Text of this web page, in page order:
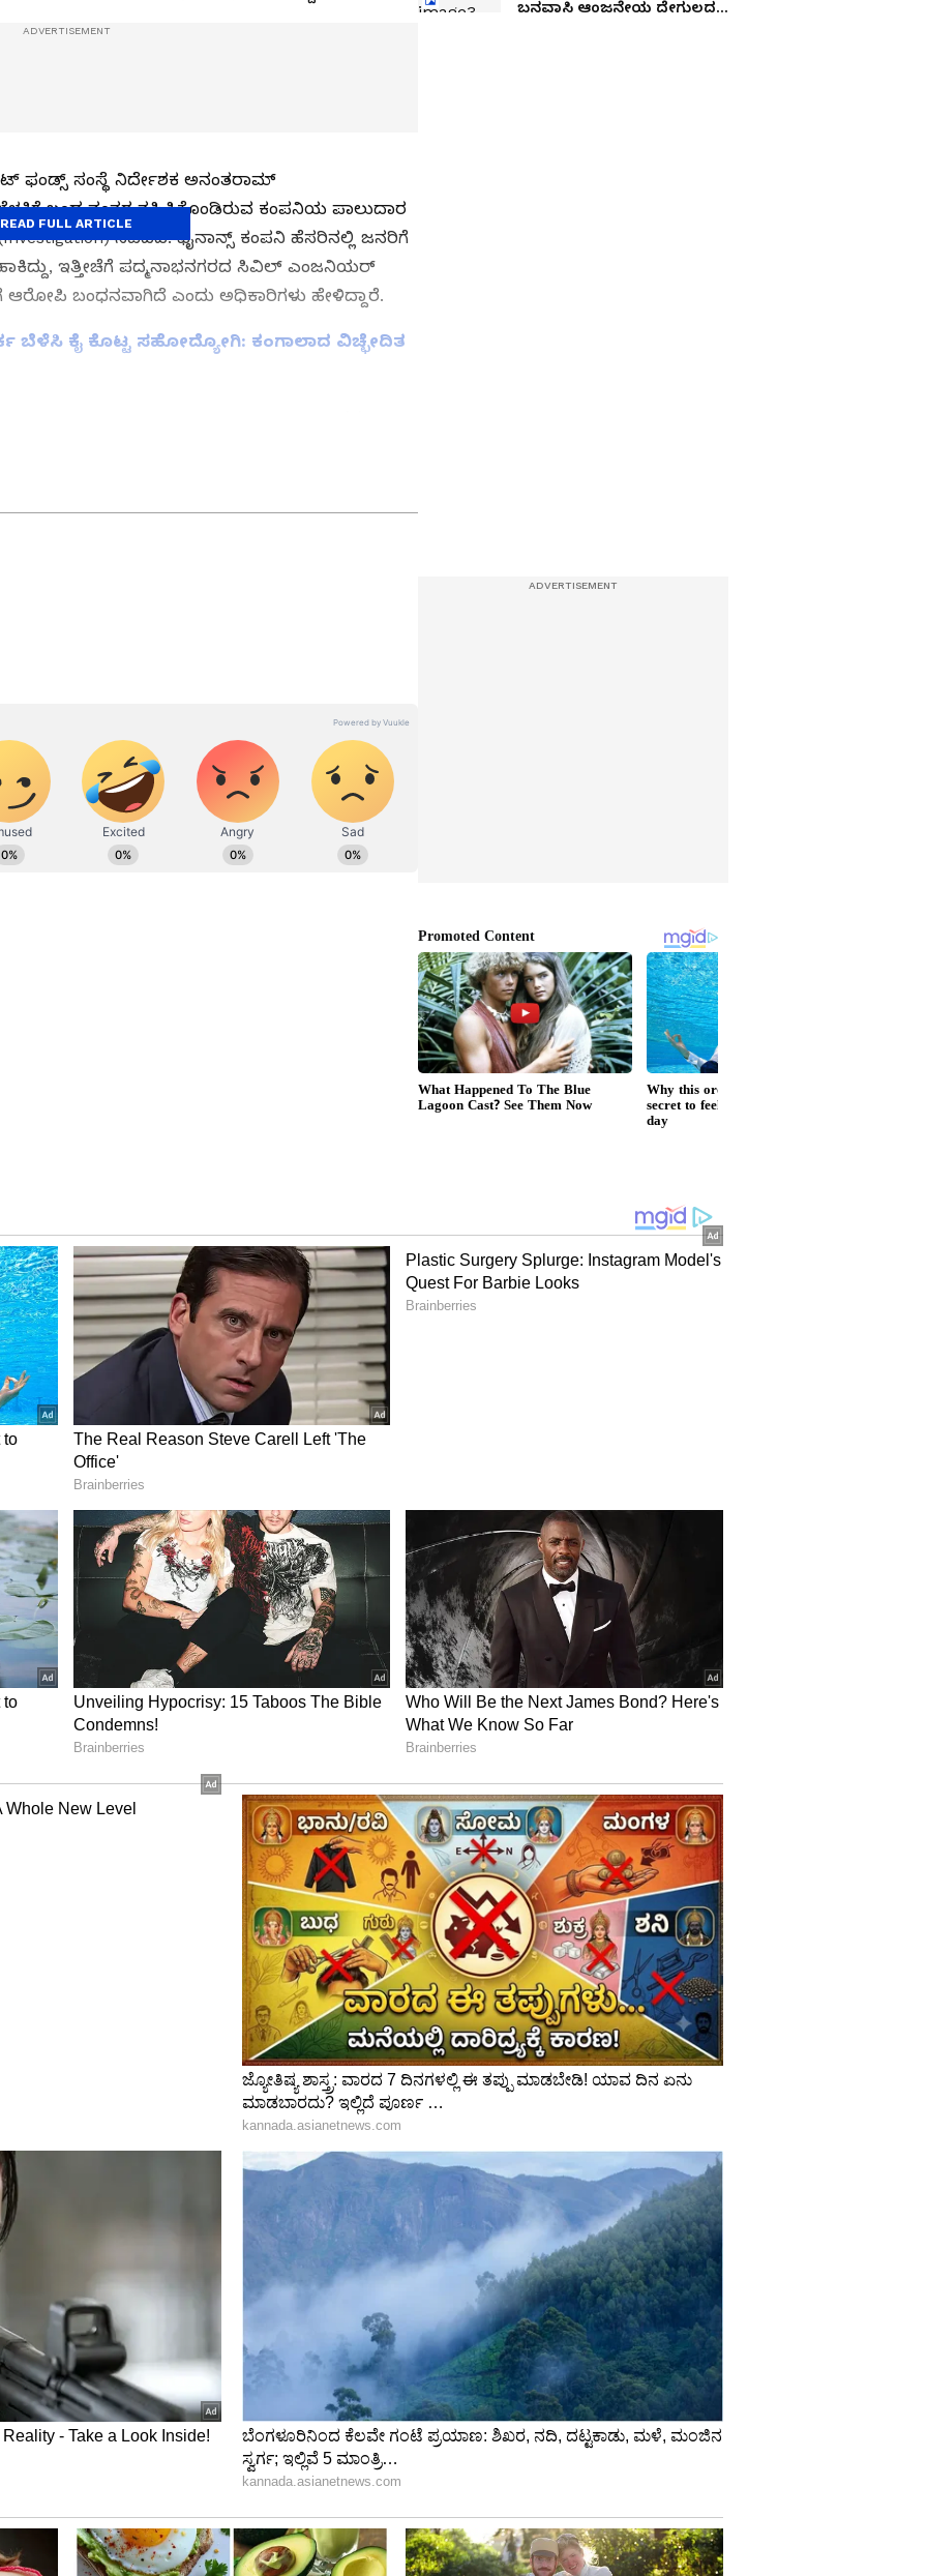
ಫಂಡ್ಸ್‌ ಸಂಸ್ಥೆ ನಿರ್ದೇಶಕ ಅನಂತರಾಮ್‌
ಬೆಳಕಿಗೆ ಬಂದ ನಂತರ ತಪ್ಪಿಸಿಕೊಂಡಿರುವ ಕಂಪನಿಯ ಪಾಲುದಾರ
ನಡೆದಿದೆ. ಫೈನಾನ್ಸ್‌ ಕಂಪನಿ ಹೆಸರಿನಲ್ಲಿ ಜನರಿಗೆ
ಇತ್ತೀಚೆಗೆ ಪದ್ಮನಾಭನಗರದ ಸಿವಿಲ್‌ ಎಂಜನಿಯರ್‌
ಬಂಧನವಾಗಿದೆ ಎಂದು ಅಧಿಕಾರಿಗಳು ಹೇಳಿದ್ದಾರೆ.
ಬೆಳೆಸಿ ಕೈ ಕೊಟ್ಟ ಸಹೋದ್ಯೋಗಿ: ಕಂಗಾಲಾದ ವಿಚ್ಛೇದಿತ
ಸೋದರ ಶಂಕರ್‌ ಜತೆ ಸೇರಿ ಪಂಚಮುಖಿ ಚಿಟ್‌ ಫಂಡ್ಸ್‌ ಹೆಸರಿನ
ಕೋಣನಕುಂಟೆಯಲ್ಲಿ ತನ್ನ ಕುಟುಂಬದ ಜತೆ ನೆಲೆಸಿದ್ದ
ಎಂದು ನಂಬಿಸಿ ಸೈನ್ಯದ ಉದ್ಯೋಗಕಾಂಕ್ಷಿಗಳನ್ನು
ಸೇನೆಯ ದಕ್ಷಿಣ ಕಮಾಂಡ್‌ನ ಮಿಲಿಟರಿ ಗುಪ್ತಚರ ವಿಭಾಗ ಮತ್ತು
ನಡೆಸಿ ಬಂಧಿಸಿದ್ದ ಘಟನೆ ಫೆ.12 ರಂದು ನಡೆದಿತ್ತು.
ತೋರಿಸಿ ಕೋಟಿಗಟ್ಟಲೇ ಟೋಪಿ..!
ಲೆಫ್ಟಿನೆಂಟ್‌ ಜನರಲ್‌ ಆಗಿರುವುದಾಗಿ ನೆತೈಚಾಂದ್‌ ಜನಾ
ಅಭ್ಯರ್ಥಿಗಳಿಗೆ(Candidates) ಉದ್ಯೋಗ(Job)
Recruitment) ನಡೆಸುತ್ತಿದ್ದ ಎಂದು ವಿವೇಕ್‌
ಸೇನೆಯಲ್ಲಿ ಸಿಪಾಯಿ ಆಗಿದ್ದ ನೆತೈಚಾಂದ್‌
ನಕಲಿ ಗುರುತಿನ ದಾಖಲೆಗಳನ್ನು ಸೃಷ್ಟಿಸಿದ್ದ. ಕಳೆದ ಒಂದು
ಕಣ್ಣಿಟ್ಟಿತು. ಬಂಧಿತನಿಂದ ಸೇನೆಯ ನಕಲಿ ಗುರುತಿನ
ಮತ್ತು ಉದ್ಯೋಗಾಕಾಂಕ್ಷಿಗಳ ದಾಖಲೆಗಳನ್ನು ವಶಕ್ಕೆ
READ FULL ARTICLE
ವಾಣಿಜ್ಯ, ಕ್ರೀಡೆ, ಮನೋರಂಜನೆ ಸೇರಿ ವೈವಿಧ್ಯಮಯ ಸುದ್ದಿಗಳ
ಅಸ್ಮಿತೆಯ ಸಂಕೇತ. ಸದಾ ಕರುನಾಡು, ನುಡಿ, ಸಂಸ್ಕೃತಿ ಪರ ಧ್ವನಿ
ಸುದ್ದಿಗಳು ಸುವರ್ಣ ನ್ಯೂಸ್ ವೆಬ್‌ಸೈಟಲ್ಲೂ ಲಭ್ಯ.
ಬನವಾಸಿ ಆಂಜನೇಯ ದೇಗುಲದ